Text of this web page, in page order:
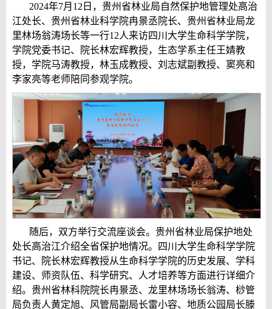
2024年7月12日，贵州省林业局自然保护地管理处高治
江处长、贵州省林业科学院冉景丞院长、贵州省林业局龙
里林场翁涛场长等一行12人来访四川大学生命科学学院，
学院党委书记、院长林宏辉教授，生态学系主任王婧教
授，学院马涛教授，林玉成教授、刘志斌副教授、窦亮和
李家亮等老师陪同参观学院。
随后，双方举行交流座谈会。贵州省林业局保护地处
处长高治江介绍全省保护地情况。四川大学生命科学学院
书记、院长林宏辉教授从生命科学学院的历史发展、学科
建设、师资队伍、科学研究、人才培养等方面进行详细介
绍。贵州省林科院院长冉景丞、龙里林场场长翁涛、桫管
局负责人黄定旭、风管局副局长雷小容、地质公园局长滕